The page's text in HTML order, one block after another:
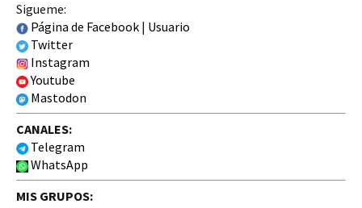
Sigueme:
Página de Facebook | Usuario
Twitter
Instagram
Youtube
Mastodon
CANALES:
Telegram
WhatsApp
MIS GRUPOS: